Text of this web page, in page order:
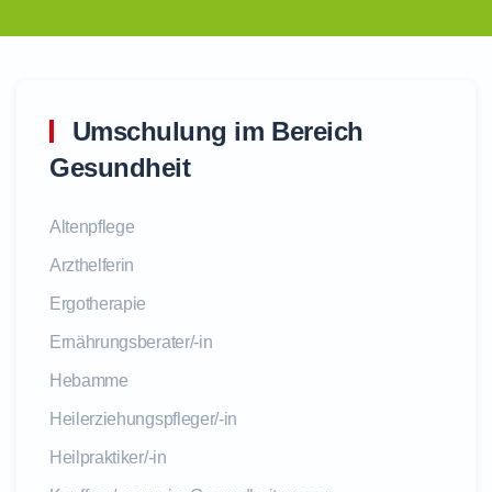
Umschulung im Bereich
Gesundheit
Altenpflege
Arzthelferin
Ergotherapie
Ernährungsberater/-in
Hebamme
Heilerziehungspfleger/-in
Heilpraktiker/-in